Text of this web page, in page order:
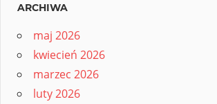
ARCHIWA
maj 2026
kwiecień 2026
marzec 2026
luty 2026